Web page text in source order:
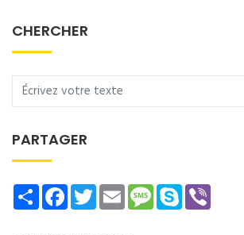
CHERCHER
PARTAGER
ShareFacebookTwitterEmailMessage
Skype